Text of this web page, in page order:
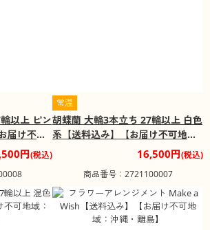
以上 ピン
届け不可
円(税込)
常温
胡蝶蘭 大輪3本立ち 27輪以上 白色
系【送料込み】【お届け不可地
16,500円(税込)
商品番号：2721100007